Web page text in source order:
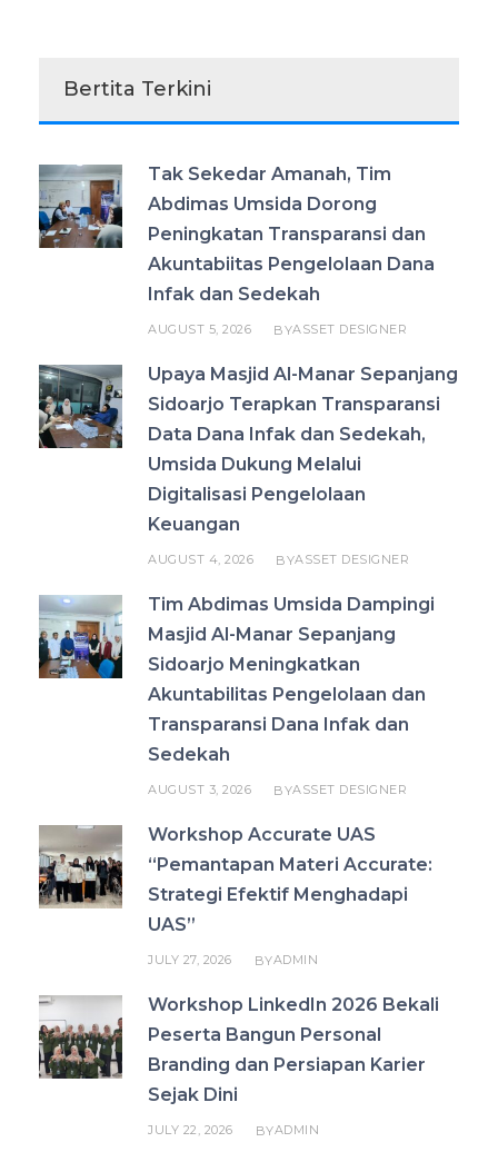
Bertita Terkini
Tak Sekedar Amanah, Tim
Abdimas Umsida Dorong
Peningkatan Transparansi dan
Akuntabiitas Pengelolaan Dana
Infak dan Sedekah
AUGUST 5, 2026 BYASSET DESIGNER
Upaya Masjid Al-Manar Sepanjang
Sidoarjo Terapkan Transparansi
Data Dana Infak dan Sedekah,
Umsida Dukung Melalui
Digitalisasi Pengelolaan
Keuangan
AUGUST 4, 2026 BYASSET DESIGNER
Tim Abdimas Umsida Dampingi
Masjid Al-Manar Sepanjang
Sidoarjo Meningkatkan
Akuntabilitas Pengelolaan dan
Transparansi Dana Infak dan
Sedekah
AUGUST 3, 2026 BYASSET DESIGNER
Workshop Accurate UAS
“Pemantapan Materi Accurate:
Strategi Efektif Menghadapi
UAS”
JULY 27, 2026 BYADMIN
Workshop LinkedIn 2026 Bekali
Peserta Bangun Personal
Branding dan Persiapan Karier
Sejak Dini
JULY 22, 2026 BYADMIN